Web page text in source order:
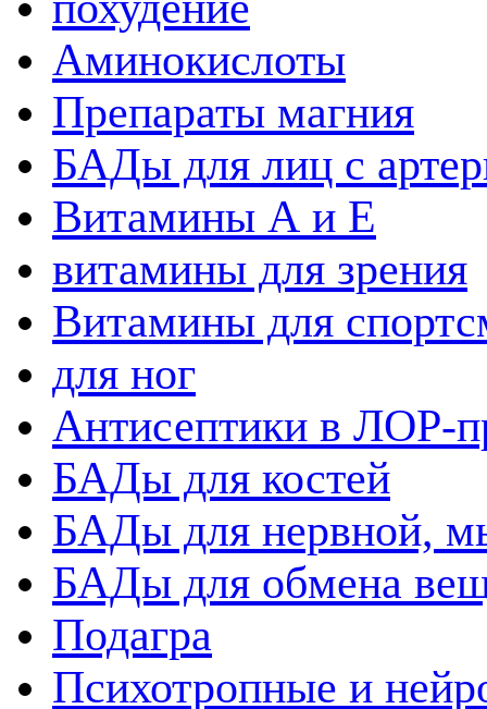
Аминокислоты
Препараты магния
БАДы для лиц с
Витамины А и Е
витамины для зрения
Витамины для
для ног
Антисептики в ЛОР-
БАДы для костей
БАДы для нервной,
БАДы для обмена
Подагра
Психотропные и